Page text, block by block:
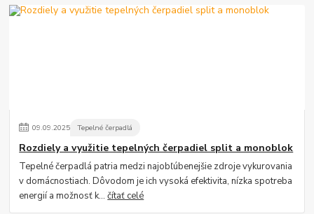
09.09.2025 Tepelné čerpadlá
Rozdiely a využitie tepelných čerpadiel split a monoblok
Tepelné čerpadlá patria medzi najobľúbenejšie zdroje vykurovania
v domácnostiach. Dôvodom je ich vysoká efektivita, nízka spotreba
energií a možnosť k...čítať celé